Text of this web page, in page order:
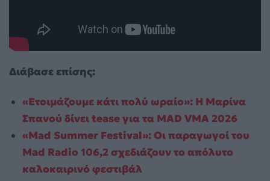
Διάβασε επίσης:
«Ετοιμάζουμε κάτι πολύ ωραίο»: Η Μαρίνα
Σπανού δίνει tease για τα MAD VMA 2026
«Mad Summer Festival»: Οι παραγωγοί του
Mad Radio 106,2 σχεδιάζουν το απόλυτο
καλοκαιρινό φεστιβάλ